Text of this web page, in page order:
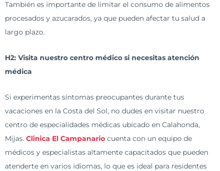
También es importante de limitar el consumo de alimentos
procesados y azucarados, ya que pueden afectar tu salud a
largo plazo.
H2: Visita nuestro centro médico si necesitas atención
médica
Si experimentas síntomas preocupantes durante tus
vacaciones en la Costa del Sol, no dudes en visitar nuestro
centro de especialidades médicas ubicado en Calahonda,
Mijas. Clinica El Campanario cuenta con un equipo de
médicos y especialistas altamente capacitados que pueden
atenderte en varios idiomas, lo que es ideal para residentes